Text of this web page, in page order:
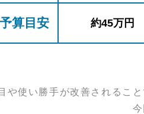
予算目安 約45万円
や使い勝手が改善されるこ